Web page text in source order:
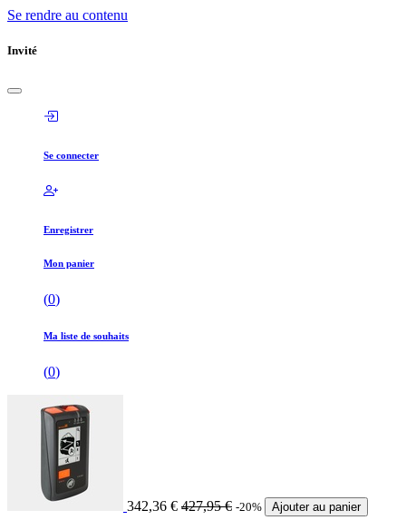
Se rendre au contenu
Invité
Se connecter
Enregistrer
Mon panier
(0)
Ma liste de souhaits
(0)
342,36 € 427,95€ -20% Ajouter au panier